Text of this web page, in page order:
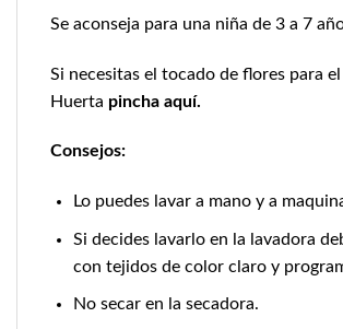
Se aconseja para una niña de 3 a 7
Si necesitas el tocado de flores para
Huerta pincha aquí.
Consejos:
Lo puedes lavar a mano y a
Si decides lavarlo en la lavadora
con tejidos de color claro y
No secar en la secadora.